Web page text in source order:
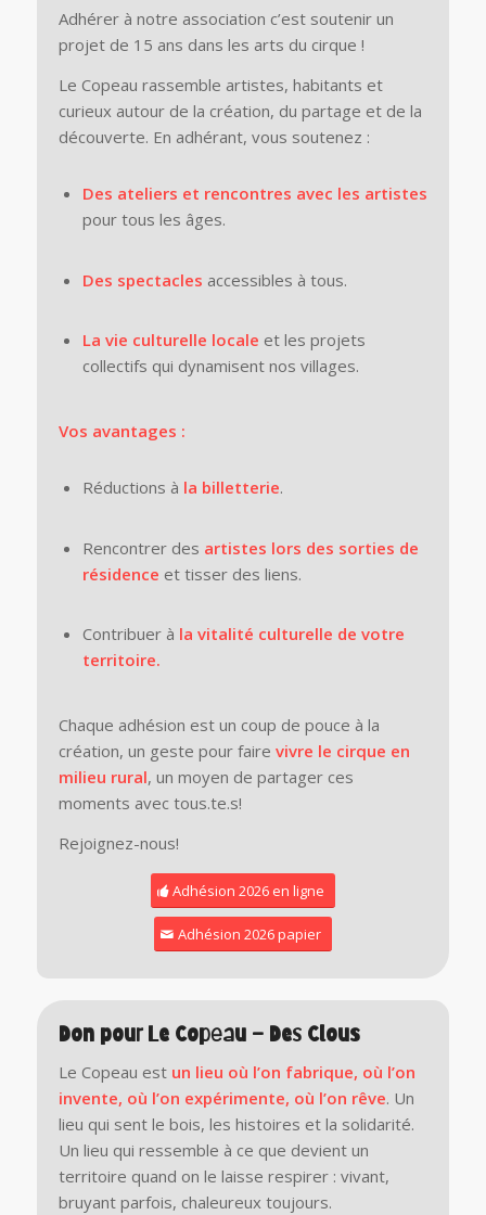
Adhérer à notre association c’est soutenir un
projet de 15 ans dans les arts du cirque !
Le Copeau rassemble artistes, habitants et
curieux autour de la création, du partage et de la
découverte. En adhérant, vous soutenez :
Des ateliers et rencontres avec les artistes
pour tous les âges.
Des spectacles accessibles à tous.
La vie culturelle locale et les projets
collectifs qui dynamisent nos villages.
Vos avantages :
Réductions à la billetterie.
Rencontrer des artistes lors des sorties de
résidence et tisser des liens.
Contribuer à la vitalité culturelle de votre
territoire.
Chaque adhésion est un coup de pouce à la
création, un geste pour faire vivre le cirque en
milieu rural, un moyen de partager ces
moments avec tous.te.s!
Rejoignez-nous!
Adhésion 2026 en ligne
Adhésion 2026 papier
Don pour Le Copeau – Des Clous
Le Copeau estun lieu où l’on fabrique, où l’on
invente, où l’on expérimente, où l’on rêve. Un
lieu qui sent le bois, les histoires et la solidarité.
Un lieu qui ressemble à ce que devient un
territoire quand on le laisse respirer : vivant,
bruyant parfois, chaleureux toujours.